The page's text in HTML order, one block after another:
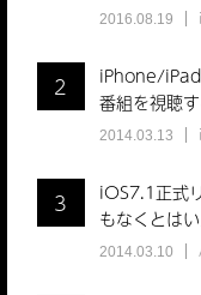
2016.08.19
2
iPhone/
番組を視聴
2014.03.13
3
iOS7.1正式
もなくとは
2014.03.10